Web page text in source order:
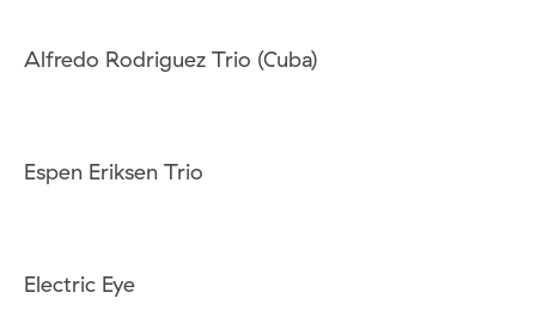
Alfredo Rodriguez Trio (Cuba)
Espen Eriksen Trio
Electric Eye